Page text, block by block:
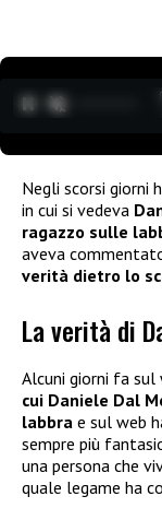
Negli scorsi
in cui si vedeva
ragazzo sulle
aveva
verità dietro lo
La verità di
Alcuni giorni fa sul
cui Daniele Dal
labbra e sul web
sempre più
una persona che
quale legame ha